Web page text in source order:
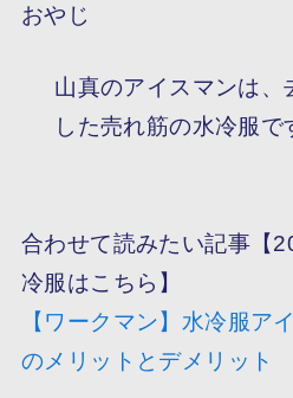
おやじ
山真のアイスマンは、
した売れ筋の水冷服で
合わせて読みたい記事【
冷服はこちら】
【ワークマン】水冷服ア
のメリットとデメリット